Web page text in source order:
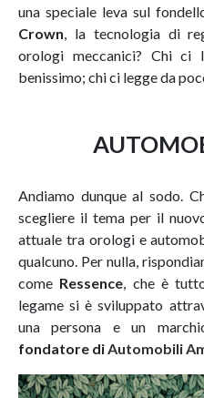
una speciale leva sul
Crown, la tecnologia di
orologi meccanici? Chi ci
benissimo; chi ci legge da
Andiamo dunque al sodo.
scegliere il tema per il
attuale tra orologi e
qualcuno. Per nulla,
come Ressence, che è
legame si è sviluppato
una persona e un
fondatore diAutomobili